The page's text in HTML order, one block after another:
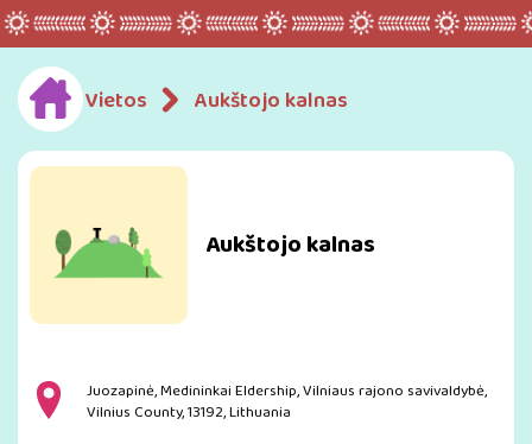
Vietos Aukštojo kalnas
Aukštojo kalnas
Juozapinė, Medininkai Eldership, Vilniaus rajono savivaldybė,
Vilnius County, 13192, Lithuania